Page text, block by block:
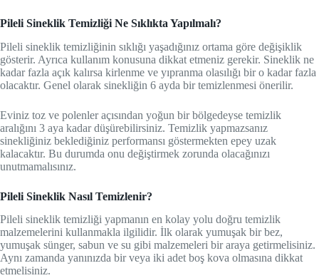
Pileli Sineklik Temizliği Ne Sıklıkta Yapılmalı?
Pileli sineklik temizliğinin sıklığı yaşadığınız ortama göre değişiklik
gösterir. Ayrıca kullanım konusuna dikkat etmeniz gerekir. Sineklik ne
kadar fazla açık kalırsa kirlenme ve yıpranma olasılığı bir o kadar fazla
olacaktır. Genel olarak sinekliğin 6 ayda bir temizlenmesi önerilir.
Eviniz toz ve polenler açısından yoğun bir bölgedeyse temizlik
aralığını 3 aya kadar düşürebilirsiniz. Temizlik yapmazsanız
sinekliğiniz beklediğiniz performansı göstermekten epey uzak
kalacaktır. Bu durumda onu değiştirmek zorunda olacağınızı
unutmamalısınız.
Pileli Sineklik Nasıl Temizlenir?
Pileli sineklik temizliği yapmanın en kolay yolu doğru temizlik
malzemelerini kullanmakla ilgilidir. İlk olarak yumuşak bir bez,
yumuşak sünger, sabun ve su gibi malzemeleri bir araya getirmelisiniz.
Aynı zamanda yanınızda bir veya iki adet boş kova olmasına dikkat
etmelisiniz.